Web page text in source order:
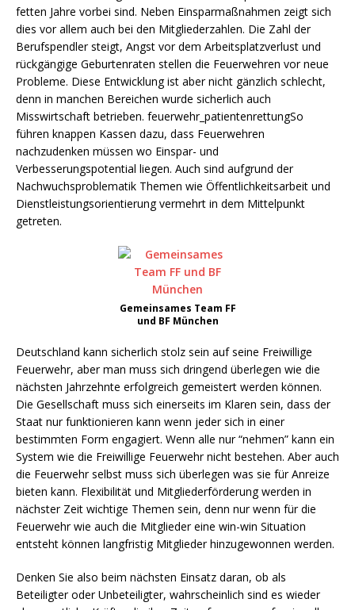
fetten Jahre vorbei sind. Neben Einsparmaßnahmen zeigt sich
dies vor allem auch bei den Mitgliederzahlen. Die Zahl der
Berufspendler steigt, Angst vor dem Arbeitsplatzverlust und
rückgängige Geburtenraten stellen die Feuerwehren vor neue
Probleme. Diese Entwicklung ist aber nicht gänzlich schlecht,
denn in manchen Bereichen wurde sicherlich auch
Misswirtschaft betrieben. feuerwehr_patientenrettungSo
führen knappen Kassen dazu, dass Feuerwehren
nachzudenken müssen wo Einspar- und
Verbesserungspotential liegen. Auch sind aufgrund der
Nachwuchsproblematik Themen wie Öffentlichkeitsarbeit und
Dienstleistungsorientierung vermehrt in dem Mittelpunkt
getreten.
Gemeinsames Team FF
und BF München
Deutschland kann sicherlich stolz sein auf seine Freiwillige
Feuerwehr, aber man muss sich dringend überlegen wie die
nächsten Jahrzehnte erfolgreich gemeistert werden können.
Die Gesellschaft muss sich einerseits im Klaren sein, dass der
Staat nur funktionieren kann wenn jeder sich in einer
bestimmten Form engagiert. Wenn alle nur “nehmen” kann ein
System wie die Freiwillige Feuerwehr nicht bestehen. Aber auch
die Feuerwehr selbst muss sich überlegen was sie für Anreize
bieten kann. Flexibilität und Mitgliederförderung werden in
nächster Zeit wichtige Themen sein, denn nur wenn für die
Feuerwehr wie auch die Mitglieder eine win-win Situation
entsteht können langfristig Mitglieder hinzugewonnen werden.
Denken Sie also beim nächsten Einsatz daran, ob als
Beteiligter oder Unbeteiligter, wahrscheinlich sind es wieder